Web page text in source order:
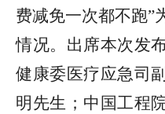
费减免一次都不跑”
情况。出席本次发
健康委医疗应急司
明先生；中国工程